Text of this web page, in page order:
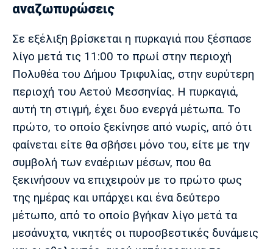
αναζωπυρώσεις
Σε εξέλιξη βρίσκεται η πυρκαγιά που ξέσπασε
λίγο μετά τις 11:00 το πρωί στην περιοχή
Πολυθέα του Δήμου Τριφυλίας, στην ευρύτερη
περιοχή του Αετού Μεσσηνίας. Η πυρκαγιά,
αυτή τη στιγμή, έχει δυο ενεργά μέτωπα. Το
πρώτο, το οποίο ξεκίνησε από νωρίς, από ότι
φαίνεται είτε θα σβήσει μόνο του, είτε με την
συμβολή των εναέριων μέσων, που θα
ξεκινήσουν να επιχειρούν με το πρώτο φως
της ημέρας και υπάρχει και ένα δεύτερο
μέτωπο, από το οποίο βγήκαν λίγο μετά τα
μεσάνυχτα, νικητές οι πυροσβεστικές δυνάμεις